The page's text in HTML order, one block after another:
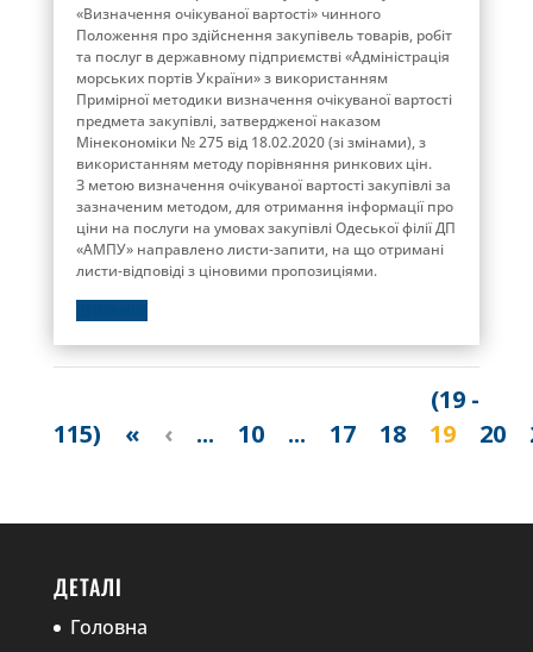
«Визначення очікуваної вартості» чинного
Положення про здійснення закупівель товарів, робіт
та послуг в державному підприємстві «Адміністрація
морських портів України» з використанням
Примірної методики визначення очікуваної вартості
предмета закупівлі, затвердженої наказом
Мінекономіки № 275 від 18.02.2020 (зі змінами), з
використанням методу порівняння ринкових цін.
З метою визначення очікуваної вартості закупівлі за
зазначеним методом, для отримання інформації про
ціни на послуги на умовах закупівлі Одеської філії ДП
«АМПУ» направлено листи-запити, на що отримані
листи-відповіді з ціновими пропозиціями.
(19 -
115)
« ‹ ... 10 ... 17 18 19 20
ДЕТАЛІ
Головна